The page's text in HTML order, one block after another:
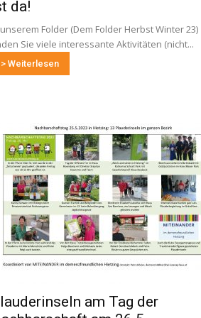
da!
Folder (Dem Folder Herbst Winter 23)
Sie viele interessante Aktivitäten (nicht...
> Weiterlesen
am Tag der